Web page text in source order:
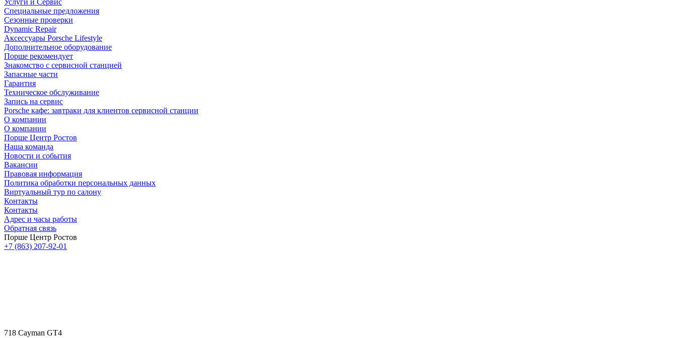
Услуги и Сервис
Специальные предложения
Сезонные проверки
Dynamic Repair
Аксессуары Porsche Lifestyle
Дополнительное оборудование
Порше рекомендует
Знакомство с сервисной станцией
Запасные части
Гарантия
Техническое обслуживание
Запись на сервис
Porsche кафе: завтраки для клиентов сервисной станции
О компании
О компании
Порше Центр Ростов
Наша команда
Новости и события
Вакансии
Правовая информация
Политика обработки персональных данных
Виртуальный тур по салону
Контакты
Контакты
Адрес и часы работы
Обратная связь
Порше Центр Ростов
+7 (863) 207-92-01
718 Cayman GT4